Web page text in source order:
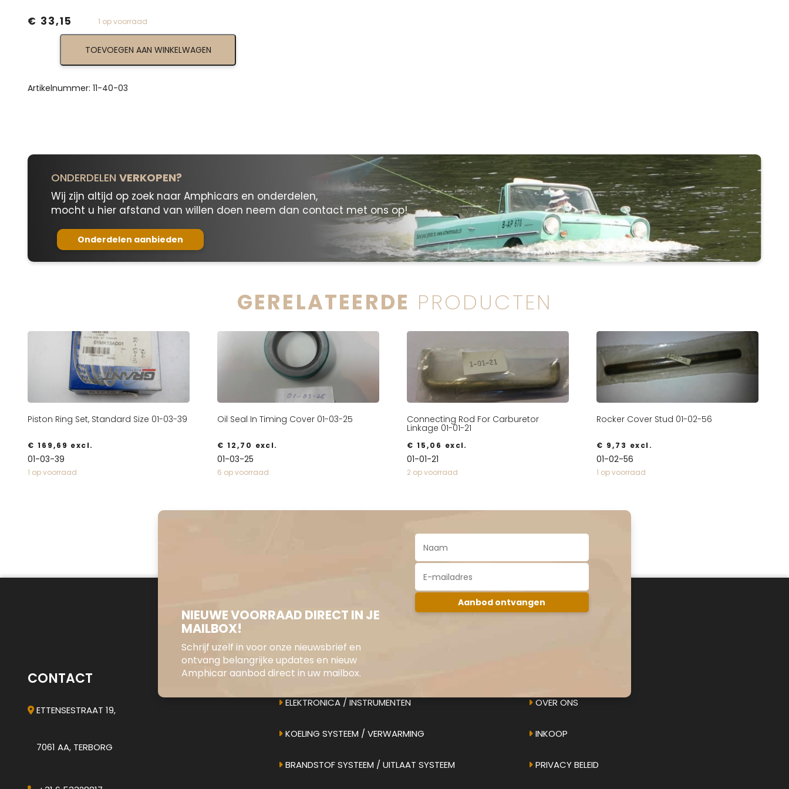
1 op voorraad
€ 33,15
Lever
TOEVOEGEN AAN WINKELWAGEN
Artikelnummer: 11-40-03
ONDERDELEN VERKOPEN?
Wij zijn altijd op zoek naar Amphicars en onderdelen,
mocht u hier afstand van willen doen neem dan contact met ons op!
Onderdelen aanbieden
GERELATEERDE PRODUCTEN
Piston Ring Set, Standard Size 01-03-39
€ 169,69 excl.
01-03-39
1 op voorraad
Oil Seal In Timing Cover 01-03-25
€ 12,70 excl.
01-03-25
6 op voorraad
Connecting Rod For Carburetor
Linkage 01-01-21
€ 15,06 excl.
01-01-21
2 op voorraad
Rocker Cover Stud 01-02-56
€ 9,73 excl.
01-02-56
1 op voorraad
NIEUWE VOORRAAD DIRECT IN JE
MAILBOX!
Schrijf uzelf in voor onze nieuwsbrief en
ontvang belangrijke updates en nieuw
Amphicar aanbod direct in uw mailbox.
CONTACT
ETTENSESTRAAT 19,
7061 AA, TERBORG
ONS AANBOD
ELEKTRONICA / INSTRUMENTEN
KOELING SYSTEEM / VERWARMING
BRANDSTOF SYSTEEM / UITLAAT SYSTEEM
OVER ONS
INKOOP
PRIVACY BELEID